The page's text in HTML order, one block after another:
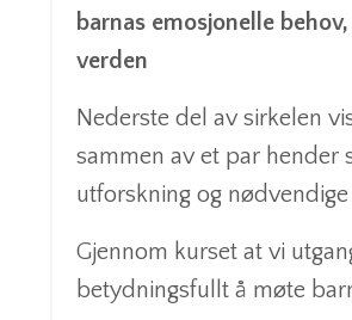
barnas emosjonelle
verden
Nederste del av sirkelen
sammen av et par hender
utforskning og
Gjennom kurset at vi
betydningsfullt å møte